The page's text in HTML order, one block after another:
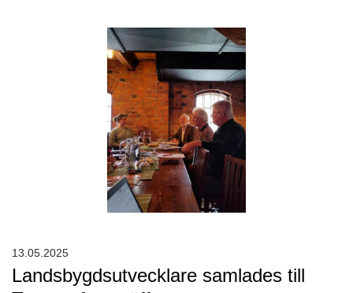
Landsbygdsutvecklare samlades till
13.05.2025